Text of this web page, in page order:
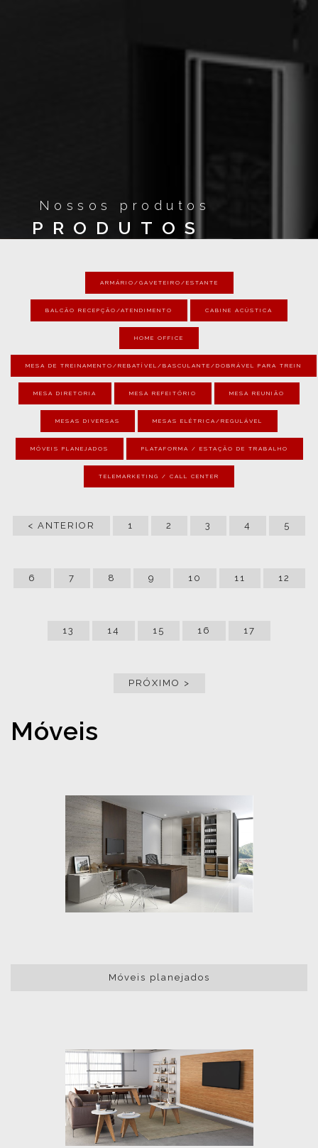
Nossos produtos
PRODUTOS
ARMÁRIO/GAVETEIRO/ESTANTE
BALCÃO RECEPÇÃO/ATENDIMENTO CABINE ACÚSTICA
HOME OFFICE
MESA DE TREINAMENTO/REBATÍVEL/BASCULANTE/DOBRÁVEL PARA TREIN
MESA DIRETORIA MESA REFEITÓRIO MESA REUNIÃO
MESAS DIVERSAS MESAS ELÉTRICA/REGULÁVEL
MÓVEIS PLANEJADOS PLATAFORMA / ESTAÇÃO DE TRABALHO
TELEMARKETING / CALL CENTER
< ANTERIOR 1 2 3 4 5
6 7 8 9 10 11 12
13 14 15 16 17
PRÓXIMO >
Móveis
Móveis planejados